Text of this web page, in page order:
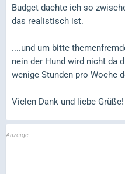
Budget dachte ich so
das realistisch ist.
....und um bitte
nein der Hund wird nicht da
wenige Stunden pro Woche
Vielen Dank und liebe Grüße!